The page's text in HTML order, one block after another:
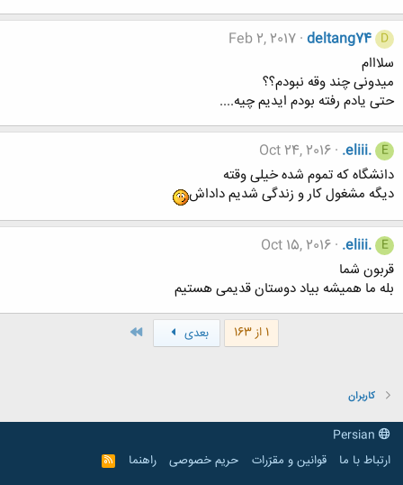
D
deltang74
Feb 2, 2017
سلااام
میدونی چند وقه نبودم؟؟
حتی یادم رفته بودم ایدیم چیه....
E
.eliii.
Oct 24, 2016
دانشگاه که تموم شده خیلی وقته
دیگه مشغول کار و زندگی شدیم داداش
E
.eliii.
Oct 15, 2016
قربون شما
بله ما همیشه بیاد دوستان قدیمی هستیم
1 از 163 بعدی
کاربران
ارتباط با ما
قوانین و مقرّرات حریم خصوصی راهنما
R
S